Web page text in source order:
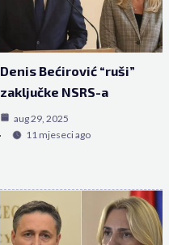
Denis Bećirović “ruši”
zaključke NSRS-a
aug 29, 2025
11 mjeseci ago